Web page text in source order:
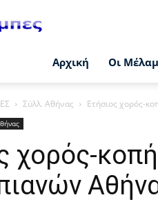
Αρχική Οι
Σύλλ. Αθήνας Ετήσιος χορός-
χορός-